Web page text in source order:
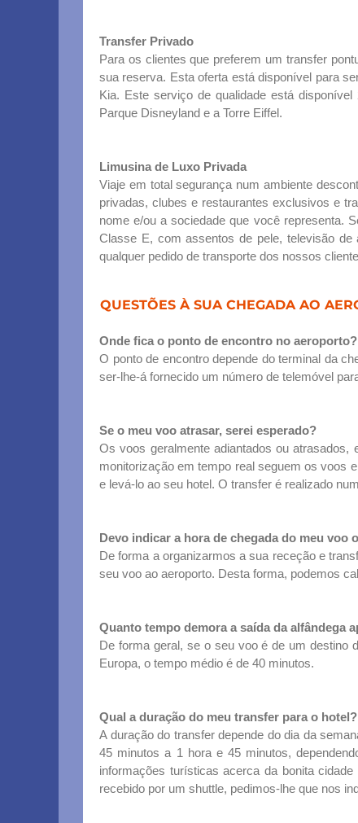
Transfer Privado
Para os clientes que preferem um transfer
sua reserva. Esta oferta está disponível para
Kia. Este serviço de qualidade está
Parque Disneyland e a Torre Eiffel.
Limusina de Luxo Privada
Viaje em total segurança num ambiente
privadas, clubes e restaurantes exclusivos e
nome e/ou a sociedade que você representa.
Classe E, com assentos de pele, televisão
qualquer pedido de transporte dos nossos
QUESTÕES À SUA CHEGADA AO
Onde fica o ponto de encontro no aeroporto?
O ponto de encontro depende do terminal da
ser-lhe-á fornecido um número de telemóvel
Se o meu voo atrasar, serei esperado?
Os voos geralmente adiantados ou
monitorização em tempo real seguem os voos
e levá-lo ao seu hotel. O transfer é realizado
Devo indicar a hora de chegada do meu voo
De forma a organizarmos a sua receção e
seu voo ao aeroporto. Desta forma, podemos
Quanto tempo demora a saída da alfândega
De forma geral, se o seu voo é de um destino
Europa, o tempo médio é de 40 minutos.
Qual a duração do meu transfer para o hotel?
A duração do transfer depende do dia da
45 minutos a 1 hora e 45 minutos,
informações turísticas acerca da bonita
recebido por um shuttle, pedimos-lhe que nos